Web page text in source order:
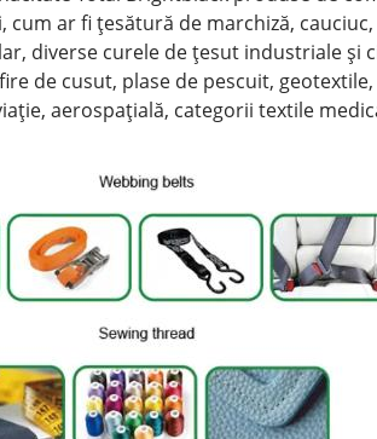
ar fi țesătură de marchiză,
diverse curele de țesut industriale și
de cusut, plase de pescuit,
aerospațială, categorii textile